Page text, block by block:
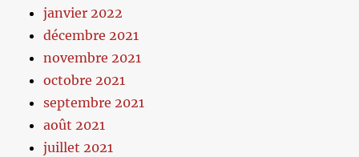
janvier 2022
décembre 2021
novembre 2021
octobre 2021
septembre 2021
août 2021
juillet 2021